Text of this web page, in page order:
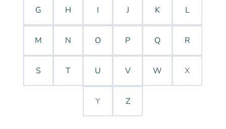
G H I J K L
M N O P Q R
S T U V W X
Y Z